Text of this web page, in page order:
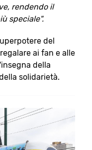
rendendo il
speciale".
del
ai fan e alle
della
solidarietà.